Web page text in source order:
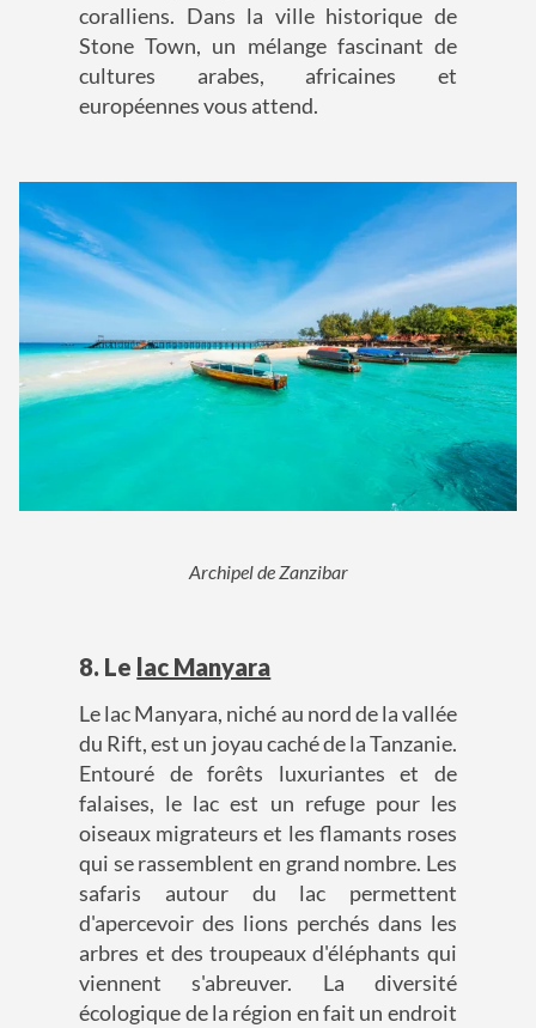
coralliens. Dans la ville historique de
Stone Town, un mélange fascinant de
cultures arabes, africaines et
européennes vous attend.
Archipel de Zanzibar
8. Le lac Manyara
Le lac Manyara, niché au nord de la vallée
du Rift, est un joyau caché de la Tanzanie.
Entouré de forêts luxuriantes et de
falaises, le lac est un refuge pour les
oiseaux migrateurs et les flamants roses
qui se rassemblent en grand nombre. Les
safaris autour du lac permettent
d'apercevoir des lions perchés dans les
arbres et des troupeaux d'éléphants qui
viennent s'abreuver. La diversité
écologique de la région en fait un endroit